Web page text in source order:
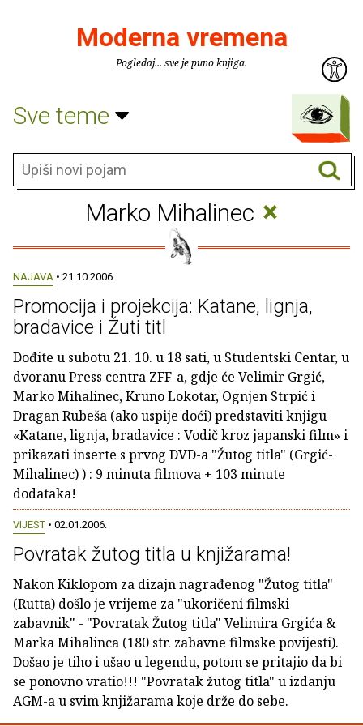
Moderna vremena
Pogledaj... sve je puno knjiga.
Sve teme
Marko Mihalinec ×
NAJAVA • 21.10.2006.
Promocija i projekcija: Katane, lignja,
bradavice i Žuti titl
Dođite u subotu 21. 10. u 18 sati, u Studentski Centar, u
dvoranu Press centra ZFF-a, gdje će Velimir Grgić,
Marko Mihalinec, Kruno Lokotar, Ognjen Strpić i
Dragan Rubeša (ako uspije doći) predstaviti knjigu
«Katane, lignja, bradavice : Vodič kroz japanski film» i
prikazati inserte s prvog DVD-a "Žutog titla" (Grgić-
Mihalinec) ) : 9 minuta filmova + 103 minute
dodataka!
VIJEST • 02.01.2006.
Povratak žutog titla u knjižarama!
Nakon Kiklopom za dizajn nagrađenog "Žutog titla"
(Rutta) došlo je vrijeme za "ukoričeni filmski
zabavnik" - "Povratak Žutog titla" Velimira Grgića &
Marka Mihalinca (180 str. zabavne filmske povijesti).
Došao je tiho i ušao u legendu, potom se pritajio da bi
se ponovno vratio!!! "Povratak žutog titla" u izdanju
AGM-a u svim knjižarama koje drže do sebe.